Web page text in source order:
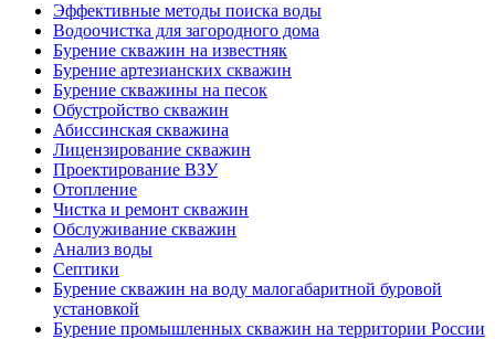
Эффективные методы поиска воды
Водоочистка для загородного дома
Бурение скважин на известняк
Бурение артезианских скважин
Бурение скважины на песок
Обустройство скважин
Абиссинская скважина
Лицензирование скважин
Проектирование ВЗУ
Отопление
Чистка и ремонт скважин
Обслуживание скважин
Анализ воды
Септики
Бурение скважин на воду малогабаритной буровой
установкой
Бурение промышленных скважин на территории России